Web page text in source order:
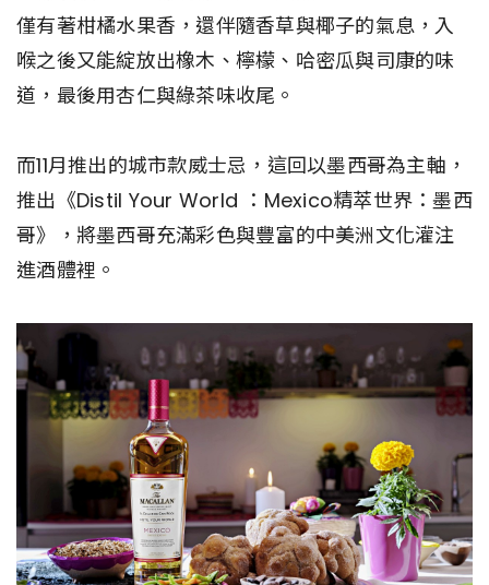
僅有著柑橘水果香，還伴隨香草與椰子的氣息，入
喉之後又能綻放出橡木、檸檬、哈密瓜與司康的味
道，最後用杏仁與綠茶味收尾。
而11月推出的城市款威士忌，這回以墨西哥為主軸，
推出《Distil Your World ：Mexico精萃世界：墨西
哥》，將墨西哥充滿彩色與豐富的中美洲文化灌注
進酒體裡。